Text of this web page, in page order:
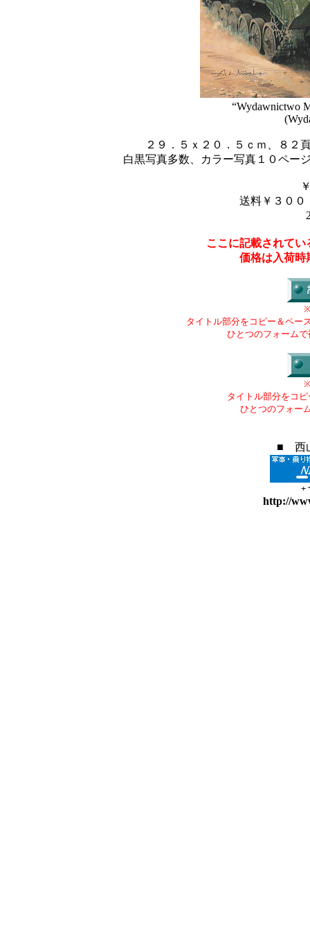
“Wydawnictwo
２９．５ｘ２０．５ｃｍ、８２
白黒写真多数、カラー写真１０ペー
送料￥３００
ここに記載されて
価格は入荷時
タイトル部分をコピー＆ペー
ひとつのフォーム
タイトル部分をコ
ひとつのフォー
■ 西
+
http://